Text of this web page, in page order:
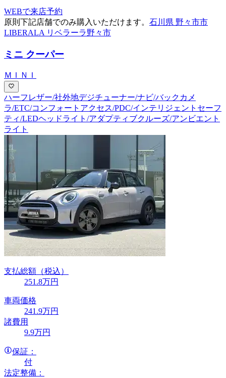
WEBで来店予約
原則下記店舗でのみ購入いただけます。 石川県 野々市市
LIBERALA リベラーラ野々市
ミニ クーパー
ＭＩＮＩ
ハーフレザー/社外地デジチューナー/ナビ/バックカメ
ラ/ETC/コンフォートアクセス/PDC/インテリジェントセーフ
ティ/LEDヘッドライト/アダプティブクルーズ/アンビエント
ライト
支払総額 （税込）
251 .8万円
車両価格
241 .9万円
諸費用
9.9万円
保証：
付
法定整備：